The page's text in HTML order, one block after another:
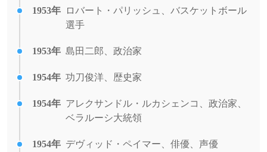
1953年
ロバート・パリッシュ、バスケットボール
選手
1953年 島田二郎、政治家
1954年 功刀俊洋、歴史家
1954年 アレクサンドル・ルカシェンコ、政治家、
ベラルーシ大統領
1954年 デヴィッド・ペイマー、俳優、声優